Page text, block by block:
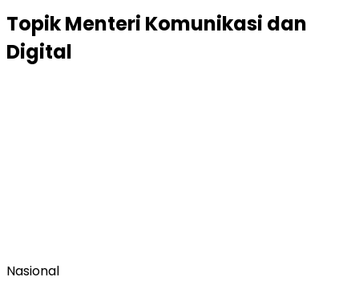
TopikMenteri Komunikasi dan
Digital
Nasional